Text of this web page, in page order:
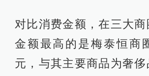
对比消费金额，在三大
金额最高的是梅泰恒商
元，与其主要商品为奢